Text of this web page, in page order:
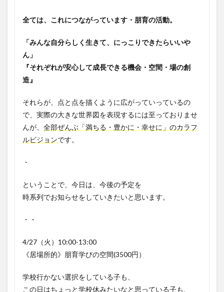
全ては、これにつながっています・朋育の活動。
「みんな自分らしく生きて、にっこりできたらいいや
ん」
『それぞれが安心して成長できる機会・空間・場の創
造』
それらが、点と点を描くように広がっていっているの
で、実際の大きな世界図を表現するには至っておりませ
んが、 全部ぜんぶ「満ちる・豊かに・幸せに」のカラフ
ルビジョンです。
・
ということで、今日は、今後の予定を
時系列でお知らせをしていきたいと思います。
・・
4/27（火）10:00-13:00
《居場所的》朋育学びの空間(3500円）
学校行かない選択をしている子も、
この日はちょっと学校休みたいなと思っている子も、